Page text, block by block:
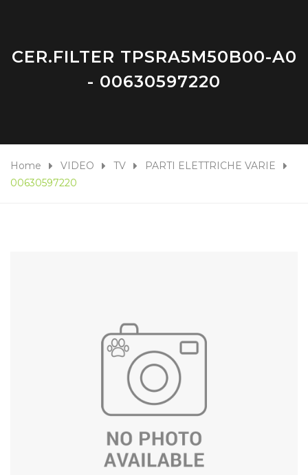
CER.FILTER TPSRA5M50B00-A0
- 00630597220
Home VIDEO TV
PARTI ELETTRICHE VARIE
00630597220